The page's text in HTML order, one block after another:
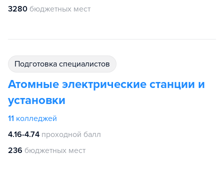
3280 бюджетных мест
подготовка специалистов
Атомные электрические станции и
установки
11 колледжей
4.16-4.74 проходной балл
236 бюджетных мест